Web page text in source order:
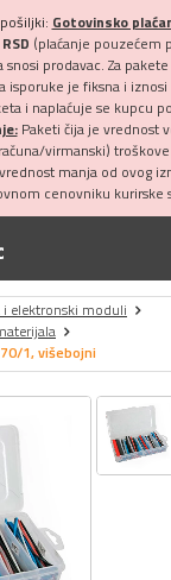
Gotovinsko
(plaćanje pouzećem
prodavac. Za
isporuke je fiksna i iznosi
i naplaćuje se kupcu
Paketi čija je vrednost
virmanski)
manja od ovog
cenovniku kurirske
i elektronski moduli
1, višebojni